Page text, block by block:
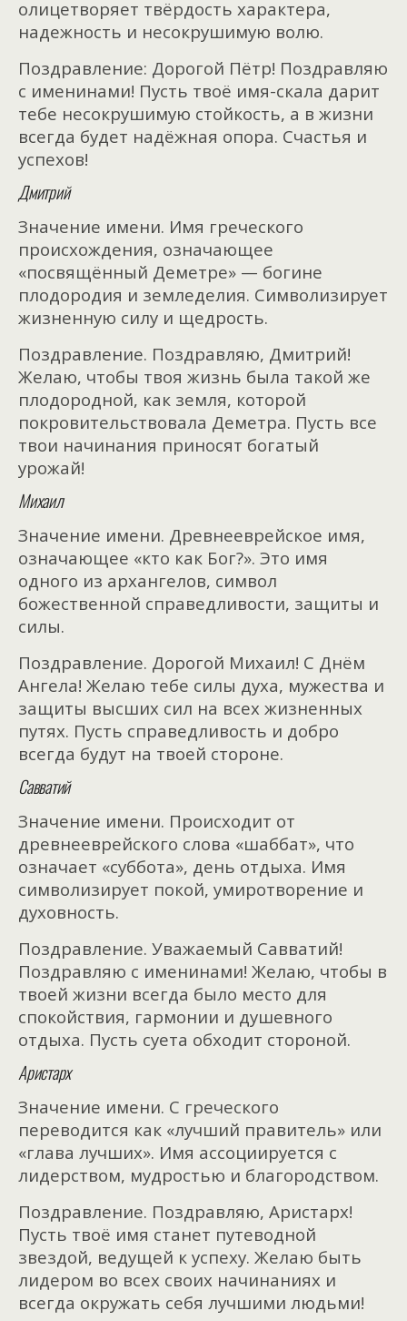
олицетворяет твёрдость характера,
надежность и несокрушимую волю.
Поздравление: Дорогой Пётр! Поздравляю
с именинами! Пусть твоё имя-скала дарит
тебе несокрушимую стойкость, а в жизни
всегда будет надёжная опора. Счастья и
успехов!
Дмитрий
Значение имени. Имя греческого
происхождения, означающее
«посвящённый Деметре» — богине
плодородия и земледелия. Символизирует
жизненную силу и щедрость.
Поздравление. Поздравляю, Дмитрий!
Желаю, чтобы твоя жизнь была такой же
плодородной, как земля, которой
покровительствовала Деметра. Пусть все
твои начинания приносят богатый
урожай!
Михаил
Значение имени. Древнееврейское имя,
означающее «кто как Бог?». Это имя
одного из архангелов, символ
божественной справедливости, защиты и
силы.
Поздравление. Дорогой Михаил! С Днём
Ангела! Желаю тебе силы духа, мужества и
защиты высших сил на всех жизненных
путях. Пусть справедливость и добро
всегда будут на твоей стороне.
Савватий
Значение имени. Происходит от
древнееврейского слова «шаббат», что
означает «суббота», день отдыха. Имя
символизирует покой, умиротворение и
духовность.
Поздравление. Уважаемый Савватий!
Поздравляю с именинами! Желаю, чтобы в
твоей жизни всегда было место для
спокойствия, гармонии и душевного
отдыха. Пусть суета обходит стороной.
Аристарх
Значение имени. С греческого
переводится как «лучший правитель» или
«глава лучших». Имя ассоциируется с
лидерством, мудростью и благородством.
Поздравление. Поздравляю, Аристарх!
Пусть твоё имя станет путеводной
звездой, ведущей к успеху. Желаю быть
лидером во всех своих начинаниях и
всегда окружать себя лучшими людьми!